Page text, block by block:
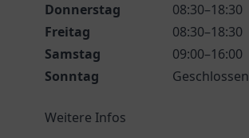
Donnerstag
08:30–18:30
Freitag
08:30–18:30
Samstag
09:00–16:00
Sonntag
Geschlossen
Weitere Infos